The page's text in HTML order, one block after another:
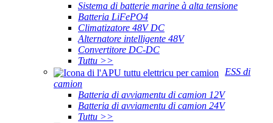
Sistema di batterie marine à alta tensione
Batteria LiFePO4
Climatizatore 48V DC
Alternatore intelligente 48V
Convertitore DC-DC
Tuttu >>
ESS di
camion
Batteria di avviamentu di camion 12V
Batteria di avviamentu di camion 24V
Tuttu >>